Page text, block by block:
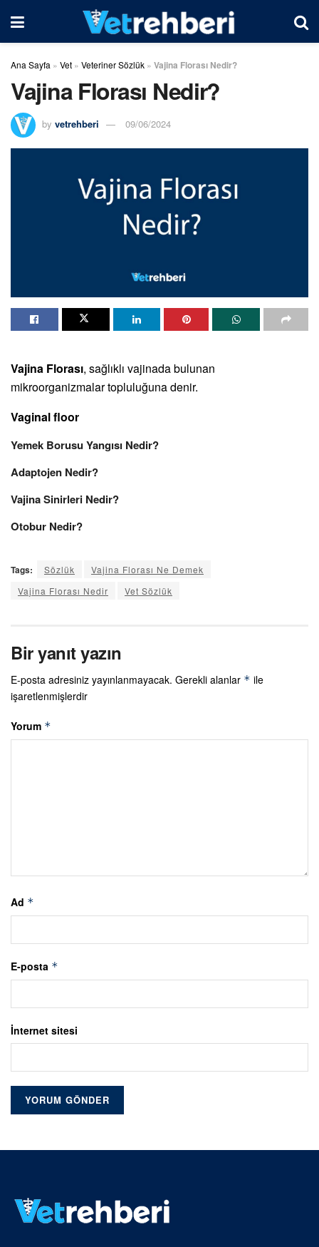
Ana Sayfa » Vet » Veteriner Sözlük » Vajina Florası Nedir?
Vajina Florası Nedir?
by vetrehberi 09/06/2024
Vajina Florası, sağlıklı vajinada bulunan
mikroorganizmalar topluluğuna denir.
Vaginal floor
Yemek Borusu Yangısı Nedir?
Adaptojen Nedir?
Vajina Sinirleri Nedir?
Otobur Nedir?
Tags: Sözlük
Vajina Florası Ne Demek
Vajina Florası Nedir
Vet Sözlük
Bir yanıt yazın
E-posta adresiniz yayınlanmayacak. Gerekli alanlar * ile
işaretlenmişlerdir
Yorum *
Ad *
E-posta *
İnternet sitesi